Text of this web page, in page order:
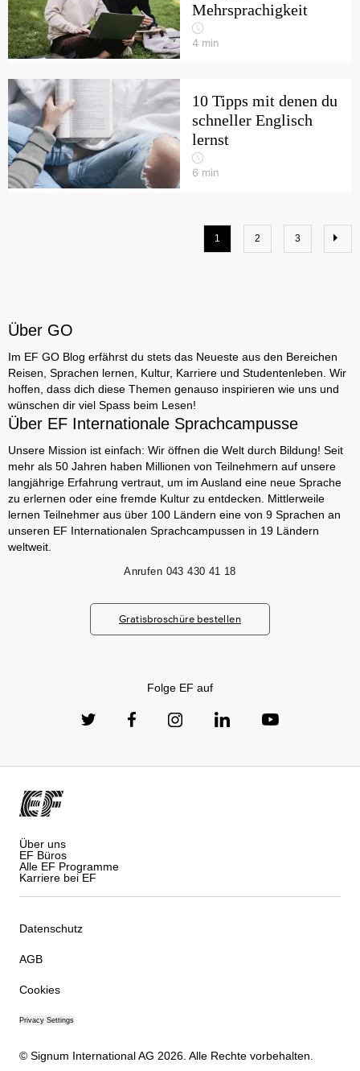
Mehrsprachigkeit
4 min
10 Tipps mit denen du
schneller Englisch
lernst
6 min
1 2 3
Über GO
Im EF GO Blog erfährst du stets das Neueste aus den Bereichen
Reisen, Sprachen lernen, Kultur, Karriere und Studentenleben. Wir
hoffen, dass dich diese Themen genauso inspirieren wie uns und
wünschen dir viel Spass beim Lesen!
Über EF Internationale Sprachcampusse
Unsere Mission ist einfach: Wir öffnen die Welt durch Bildung! Seit
mehr als 50 Jahren haben Millionen von Teilnehmern auf unsere
langjährige Erfahrung vertraut, um im Ausland eine neue Sprache
zu erlernen oder eine fremde Kultur zu entdecken. Mittlerweile
lernen Teilnehmer aus über 100 Ländern eine von 9 Sprachen an
unseren EF Internationalen Sprachcampussen in 19 Ländern
weltweit.
Anrufen 043 430 41 18
Gratisbroschüre bestellen
Folge EF auf
Über uns
EF Büros
Alle EF Programme
Karriere bei EF
Datenschutz
AGB
Cookies
Privacy Settings
© Signum International AG 2026. Alle Rechte vorbehalten.